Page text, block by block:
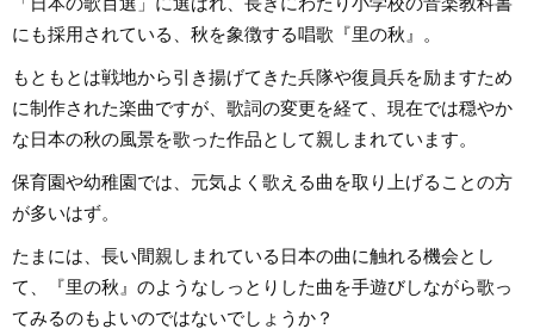
にも採用されている、秋を象徴する唱歌『里の秋』。
もともとは戦地から引き揚げてきた兵隊や復員兵を励ますため
に制作された楽曲ですが、歌詞の変更を経て、現在では穏やか
な日本の秋の風景を歌った作品として親しまれています。
保育園や幼稚園では、元気よく歌える曲を取り上げることの方
が多いはず。
たまには、長い間親しまれている日本の曲に触れる機会とし
て、『里の秋』のようなしっとりした曲を手遊びしながら歌っ
てみるのもよいのではないでしょうか？